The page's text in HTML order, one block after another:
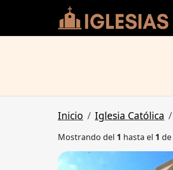
Inicio Iglesia Católica
Mostrando del 1 hasta el 1 de